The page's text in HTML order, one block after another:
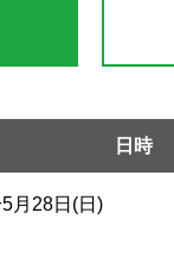
日時
月28日(日)